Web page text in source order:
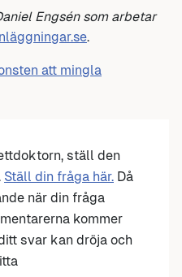
Engsén som arbetar
e.
att mingla
ställ den
Ställ din fråga här. Då
när din fråga
kommer
svar kan dröja och